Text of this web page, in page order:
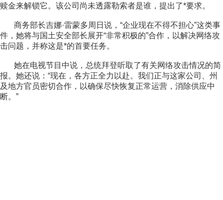
赎金来解锁它。该公司尚未透露勒索者是谁，提出了*要求。
商务部长吉娜·雷蒙多周日说，“企业现在不得不担心”这类事
件，她将与国土安全部长展开“非常积极的”合作，以解决网络攻
击问题，并称这是*的首要任务。
她在电视节目中说，总统拜登听取了有关网络攻击情况的简
报。她还说：“现在，各方正全力以赴。我们正与这家公司、州
及地方官员密切合作，以确保尽快恢复正常运营，消除供应中
断。”